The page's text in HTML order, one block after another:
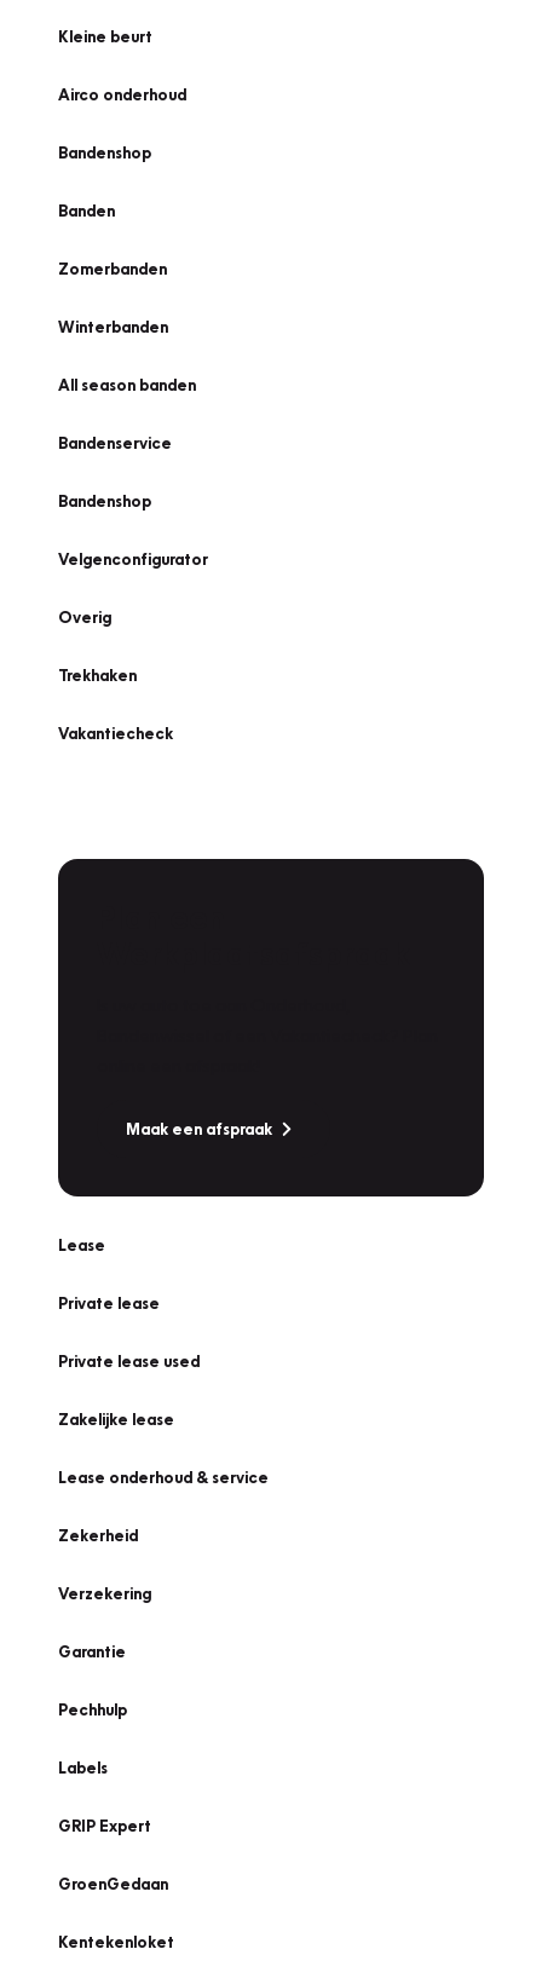
Kleine beurt
Airco onderhoud
Bandenshop
Banden
Zomerbanden
Winterbanden
All season banden
Bandenservice
Bandenshop
Velgenconfigurator
Overig
Trekhaken
Vakantiecheck
Maak een afspraak
Lease
Private lease
Private lease used
Zakelijke lease
Lease onderhoud & service
Zekerheid
Verzekering
Garantie
Pechhulp
Labels
GRIP Expert
GroenGedaan
Kentekenloket